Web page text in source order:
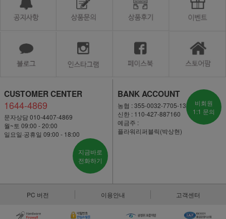
CUSTOMER CENTER
1644-4869
문자상담 010-4407-4869
월~토 09:00 - 20:00
일요일·공휴일 09:00 - 18:00
지금바로
전화하기
BANK ACCOUNT
농협 : 355-0032-7705-13
신한 : 110-427-887160
예금주 :
플라워리퍼블릭(박상현)
비회원
1:1 문의
PC 버전 이용안내 고객센터